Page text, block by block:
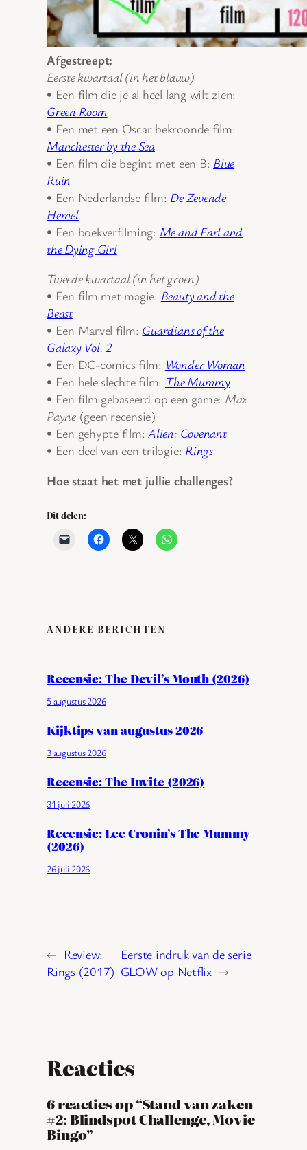
Afgestreept:
Eerste kwartaal (in het blauw)
• Een film die je al heel lang wilt zien:
Green Room
• Een met een Oscar bekroonde film:
Manchester by the Sea
• Een film die begint met een B: Blue
Ruin
• Een Nederlandse film: De Zevende
Hemel
• Een boekverfilming: Me and Earl and
the Dying Girl
Tweede kwartaal (in het groen)
• Een film met magie: Beauty and the
Beast
• Een Marvel film: Guardians of the
Galaxy Vol. 2
• Een DC-comics film: Wonder Woman
• Een hele slechte film: The Mummy
• Een film gebaseerd op een game: Max
Payne(geen recensie)
• Een gehypte film:Alien: Covenant
• Een deel van een trilogie: Rings
Hoe staat het met jullie challenges?
Dit delen:
ANDERE BERICHTEN
Recensie: The Devil’s Mouth (2026)
5 augustus 2026
Kijktips van augustus 2026
3 augustus 2026
Recensie: The Invite (2026)
31 juli 2026
Recensie: Lee Cronin’s The Mummy
(2026)
26 juli 2026
← Review:
Rings (2017)
Eerste indruk van de serie
GLOW op Netflix →
Reacties
6 reacties op “Stand van zaken
#2: Blindspot Challenge, Movie
Bingo”